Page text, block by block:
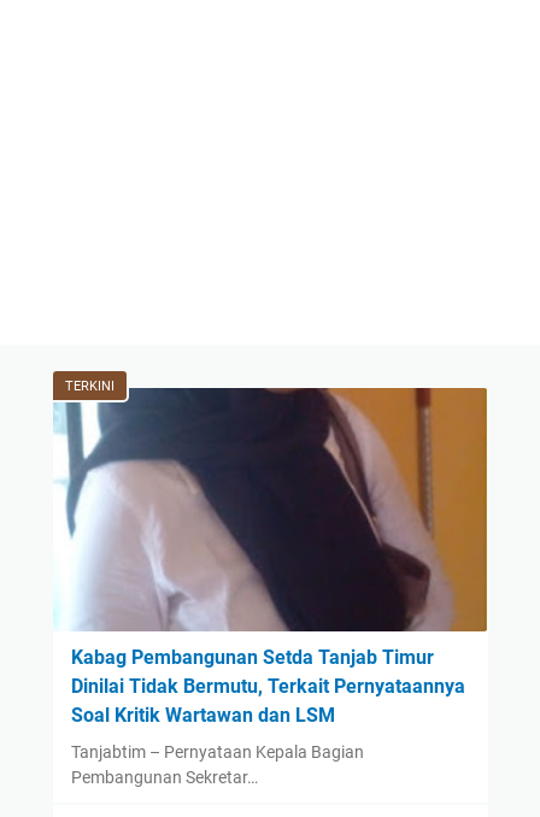
TERKINI
Kabag Pembangunan Setda Tanjab Timur
Dinilai Tidak Bermutu, Terkait Pernyataannya
Soal Kritik Wartawan dan LSM
Tanjabtim – Pernyataan Kepala Bagian
Pembangunan Sekretar…